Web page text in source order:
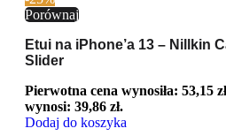
Porównaj
Etui na iPhone’a 13 – Nillkin
Slider
Pierwotna cena wynosiła: 53,15
wynosi: 39,86 zł.
Dodaj do koszyka